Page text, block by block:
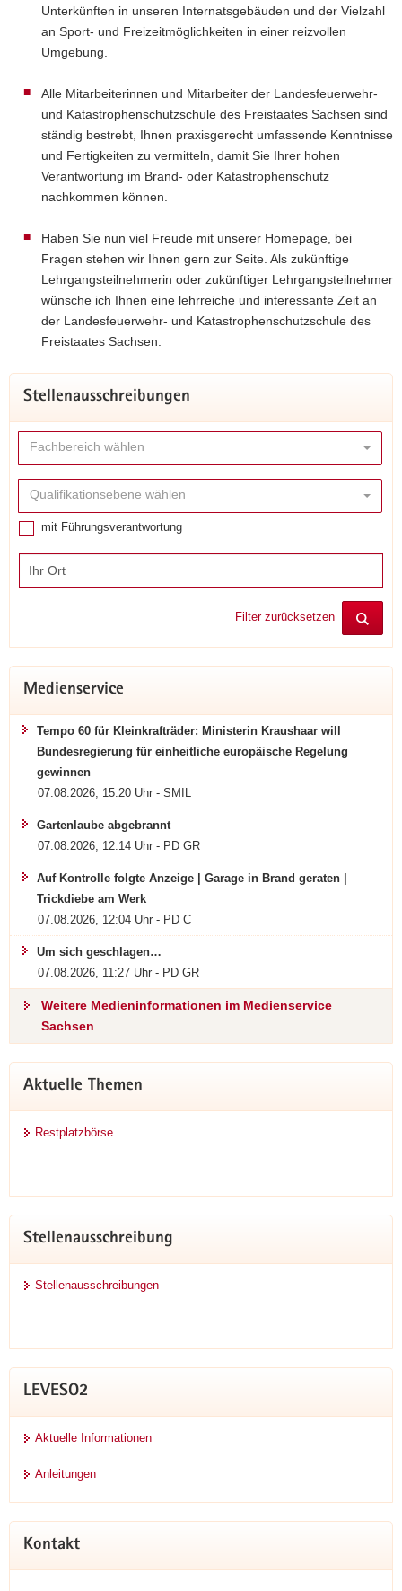
Unterkünften in unseren Internatsgebäuden und der Vielzahl
an Sport- und Freizeitmöglichkeiten in einer reizvollen
Umgebung.
Alle Mitarbeiterinnen und Mitarbeiter der Landesfeuerwehr-
und Katastrophenschutzschule des Freistaates Sachsen sind
ständig bestrebt, Ihnen praxisgerecht umfassende Kenntnisse
und Fertigkeiten zu vermitteln, damit Sie Ihrer hohen
Verantwortung im Brand- oder Katastrophenschutz
nachkommen können.
Haben Sie nun viel Freude mit unserer Homepage, bei
Fragen stehen wir Ihnen gern zur Seite. Als zukünftige
Lehrgangsteilnehmerin oder zukünftiger Lehrgangsteilnehmer
wünsche ich Ihnen eine lehrreiche und interessante Zeit an
der Landesfeuerwehr- und Katastrophenschutzschule des
Freistaates Sachsen.
Stellenausschreibungen
Fachbereich wählen
Qualifikationsebene wählen
mit Führungsverantwortung
Ort
Filter zurücksetzen
Medienservice
Tempo 60 für Kleinkrafträder: Ministerin Kraushaar will
Bundesregierung für einheitliche europäische Regelung
gewinnen
07.08.2026, 15:20 Uhr - SMIL
Gartenlaube abgebrannt
07.08.2026, 12:14 Uhr - PD GR
Auf Kontrolle folgte Anzeige | Garage in Brand geraten |
Trickdiebe am Werk
07.08.2026, 12:04 Uhr - PD C
Um sich geschlagen…
07.08.2026, 11:27 Uhr - PD GR
Weitere Medieninformationen im Medienservice
Sachsen
Information
Aktuelle Themen
Restplatzbörse
Stellenausschreibung
Stellenausschreibungen
LEVESO2
Aktuelle Informationen
Anleitungen
Kontakt